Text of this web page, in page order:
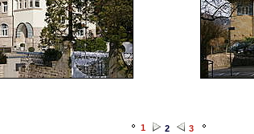
1 2 3